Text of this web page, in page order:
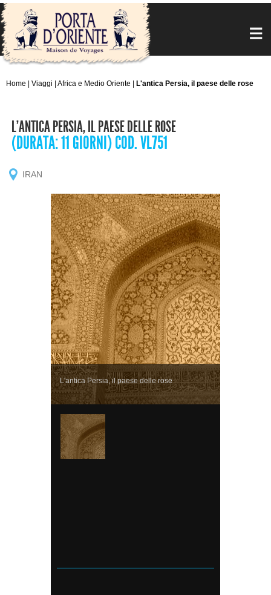
Home Viaggi Africa e Medio Oriente L'antica Persia, il paese delle rose
L'ANTICA PERSIA, IL PAESE DELLE ROSE
(DURATA: 11 GIORNI) COD. VL751
IRAN
L'antica Persia, il paese delle rose